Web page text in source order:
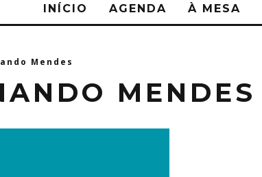
INÍCIO AGENDA À MESA
Mendes
MENDES